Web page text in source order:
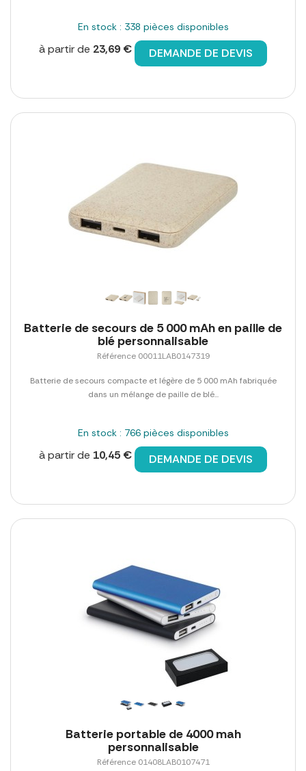
En stock : 338 pièces disponibles
à partir de 23,69 € DEMANDE DE DEVIS
Batterie de secours de 5 000 mAh en paille de
blé personnalisable
Référence 00011LAB0147319
Batterie de secours compacte et légère de 5 000 mAh fabriquée
dans un mélange de paille de blé...
En stock : 766 pièces disponibles
à partir de 10,45 € DEMANDE DE DEVIS
Batterie portable de 4000 mah
personnalisable
Référence 01408LAB0107471